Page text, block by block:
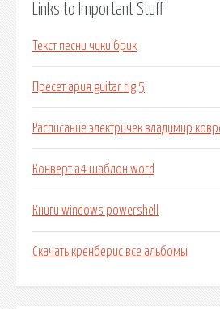
Links to Important Stuff
Текст песни чики брик
Пресет ария guitar rig 5
Расписание электричек владимир
Конверт а4 шаблон word
Книги windows powershell
Скачать кренберис все альбомы